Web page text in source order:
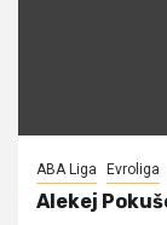
ABA Liga Evroliga
Alekej